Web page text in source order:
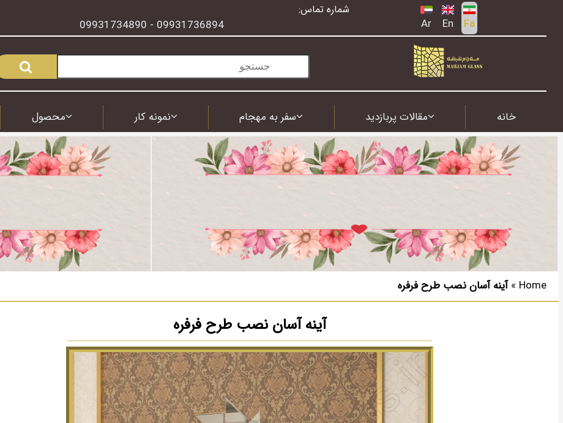
Fa
En
Ar
شماره تماس:
09931736894
-
09931734890
خانه مقالات پربازدید سفر به مهجام نمونه کار محصول
Home
»آینه آسان نصب طرح فرفره
آینه آسان نصب طرح فرفره